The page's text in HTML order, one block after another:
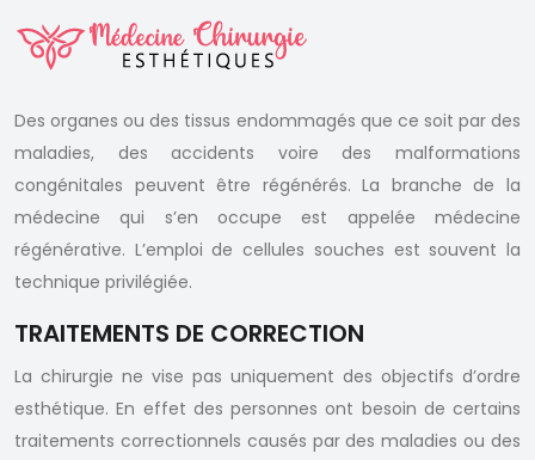
Des organes ou des tissus endommagés que ce soit par des
maladies, des accidents voire des malformations
congénitales peuvent être régénérés. La branche de la
médecine qui s’en occupe est appelée médecine
régénérative. L’emploi de cellules souches est souvent la
technique privilégiée.
TRAITEMENTS DE CORRECTION
La chirurgie ne vise pas uniquement des objectifs d’ordre
esthétique. En effet des personnes ont besoin de certains
traitements correctionnels causés par des maladies ou des